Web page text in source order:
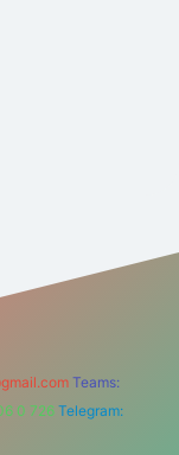
Teams:
0 726 Telegram: